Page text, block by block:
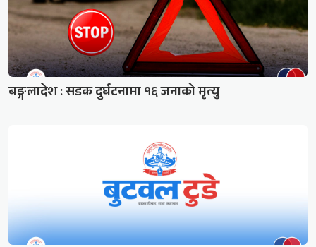
बङ्गलादेश : सडक दुर्घटनामा १६ जनाको मृत्यु